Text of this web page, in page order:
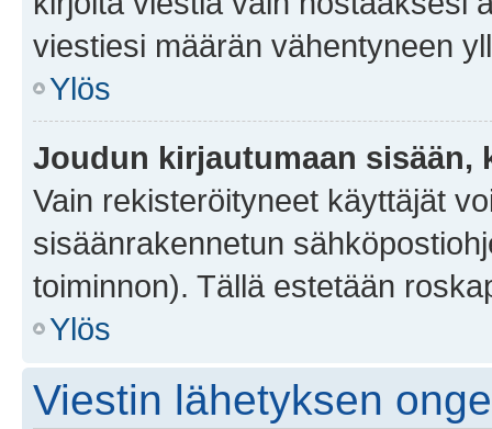
viestiesi määrän vähentyneen
Ylös
Joudun kirjautumaan sisään,
Vain rekisteröityneet käyttäjät
sisäänrakennetun
toiminnon). Tällä estetään
Ylös
Viestin lähetyksen